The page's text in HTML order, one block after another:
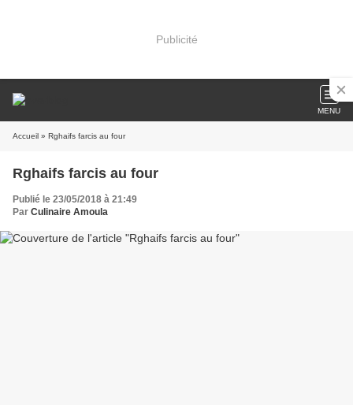
Publicité
MENU
Accueil » Rghaifs farcis au four
Rghaifs farcis au four
Publié le 23/05/2018 à 21:49
Par Culinaire Amoula